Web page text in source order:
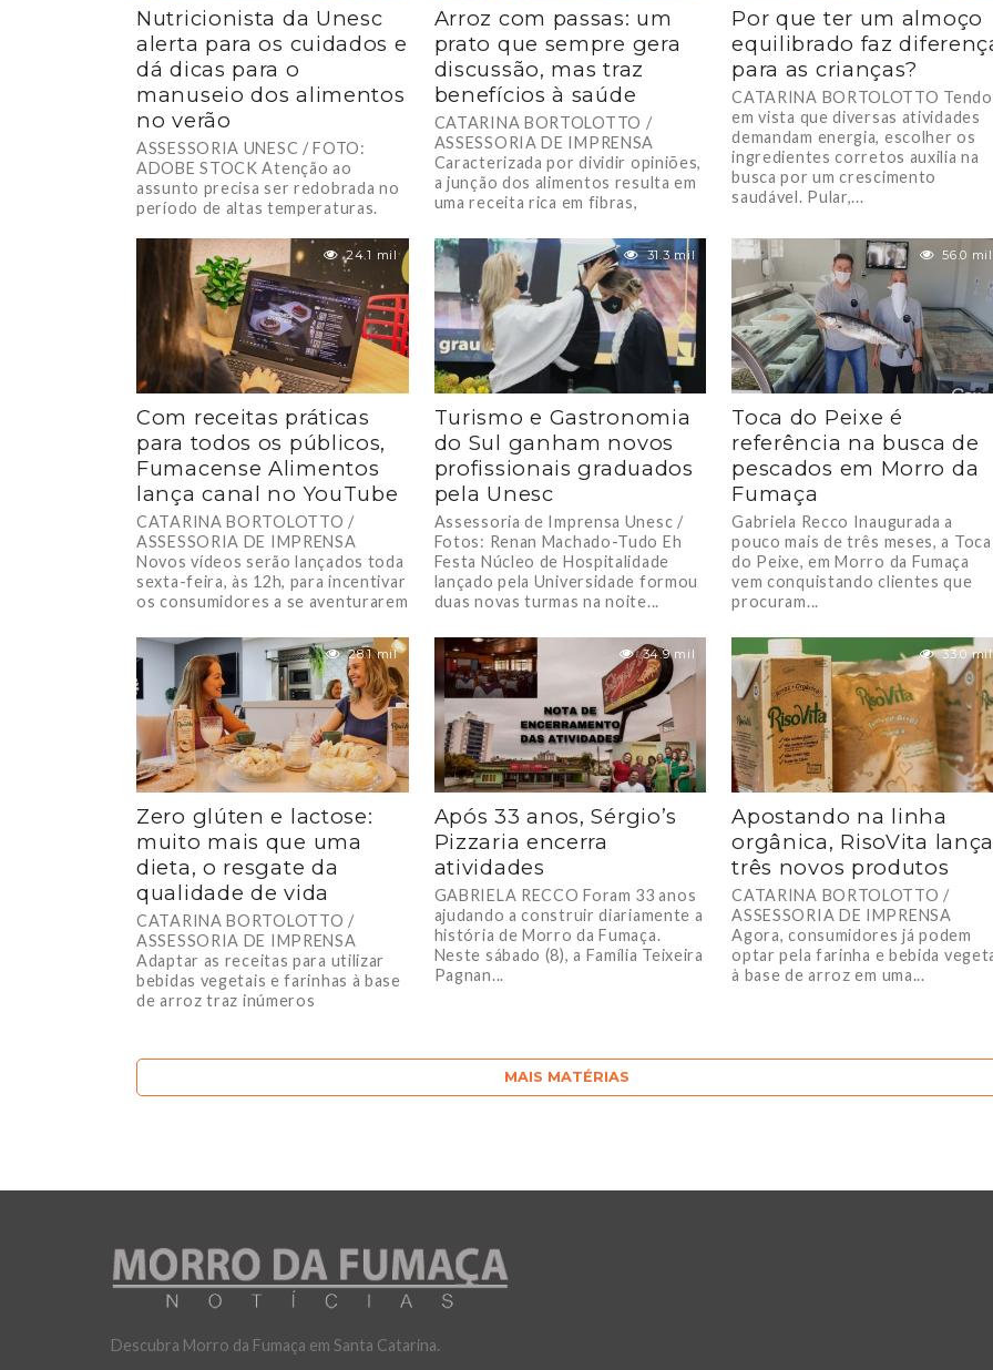
Nutricionista da Unesc
alerta para os cuidados e
dá dicas para o
manuseio dos alimentos
no verão
ASSESSORIA UNESC / FOTO:
ADOBE STOCK Atenção ao
assunto precisa ser redobrada no
período de altas temperaturas.
Arroz com passas: um
prato que sempre gera
discussão, mas traz
benefícios à saúde
CATARINA BORTOLOTTO /
ASSESSORIA DE IMPRENSA
Caracterizada por dividir opiniões,
a junção dos alimentos resulta em
uma receita rica em fibras,
Por que ter um almoço
equilibrado faz
para as crianças?
CATARINA BORTOLOTTO Tendo
em vista que diversas atividades
demandam energia, escolher os
ingredientes corretos auxilia na
busca por um crescimento
saudável. Pular,...
24.1 mil
Com receitas práticas
para todos os públicos,
Fumacense Alimentos
lança canal no YouTube
CATARINA BORTOLOTTO /
ASSESSORIA DE IMPRENSA
Novos vídeos serão lançados toda
sexta-feira, às 12h, para incentivar
os consumidores a se aventurarem
31.3 mil
Turismo e Gastronomia
do Sul ganham novos
profissionais graduados
pela Unesc
Assessoria de Imprensa Unesc /
Fotos: Renan Machado-Tudo Eh
Festa Núcleo de Hospitalidade
lançado pela Universidade formou
duas novas turmas na noite...
56.0 mil
Toca do Peixe é
referência na busca de
pescados em Morro da
Fumaça
Gabriela Recco Inaugurada a
pouco mais de três meses, a Toca
do Peixe, em Morro da Fumaça
vem conquistando clientes que
procuram...
28.1 mil
Zero glúten e lactose:
muito mais que uma
dieta, o resgate da
qualidade de vida
CATARINA BORTOLOTTO /
ASSESSORIA DE IMPRENSA
Adaptar as receitas para utilizar
bebidas vegetais e farinhas à base
de arroz traz inúmeros
34.9 mil
Após 33 anos, Sérgio’s
Pizzaria encerra
atividades
GABRIELA RECCO Foram 33 anos
ajudando a construir diariamente a
história de Morro da Fumaça.
Neste sábado (8), a Família Teixeira
Pagnan...
33.0 mil
Apostando na linha
orgânica, RisoVita
três novos produtos
CATARINA BORTOLOTTO /
ASSESSORIA DE IMPRENSA
Agora, consumidores já podem
optar pela farinha e bebida
à base de arroz em uma...
MAIS MATÉRIAS
Descubra Morro da Fumaça em Santa Catarina.